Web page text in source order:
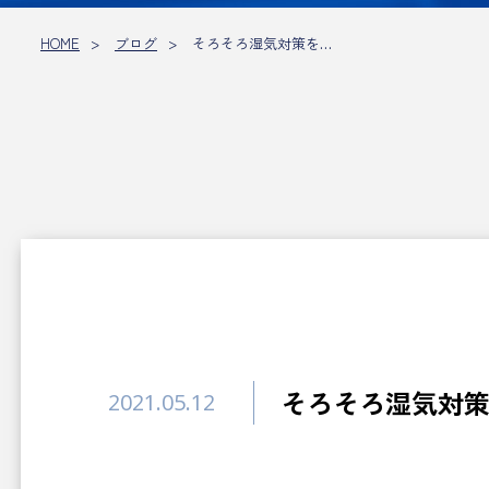
HOME ブログ そろそろ湿気対策を…
2021.05.12 そろそろ湿気対